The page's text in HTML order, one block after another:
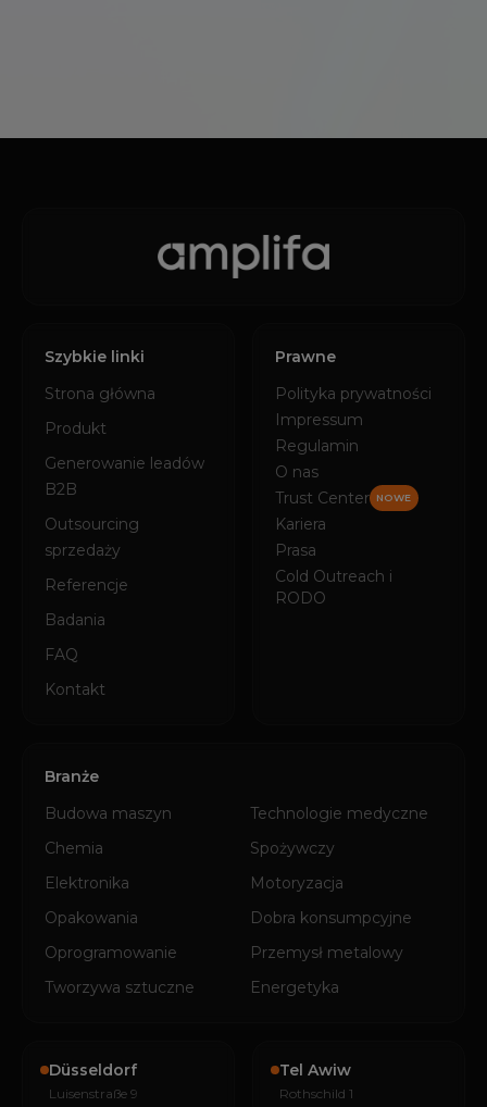
Szybkie linki
Strona główna
Produkt
Generowanie leadów
B2B
Outsourcing
sprzedaży
Referencje
Badania
FAQ
Kontakt
Prawne
Polityka prywatności
Impressum
Regulamin
O nas
Trust Center
NOWE
Kariera
Prasa
Cold Outreach i
RODO
Branże
Budowa maszyn
Technologie medyczne
Chemia
Spożywczy
Elektronika
Motoryzacja
Opakowania
Dobra konsumpcyjne
Oprogramowanie
Przemysł metalowy
Tworzywa sztuczne
Energetyka
Düsseldorf
Luisenstraße 9
Tel Awiw
Rothschild 1